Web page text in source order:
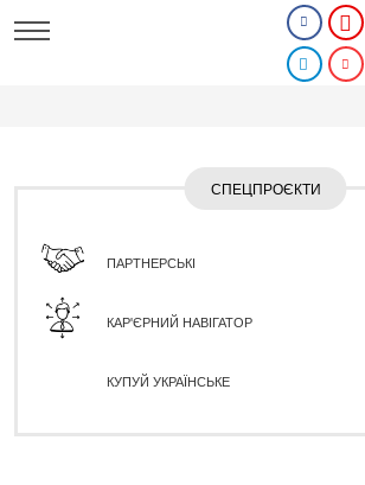
СПЕЦПРОЄКТИ
ПАРТНЕРСЬКІ
КАР'ЄРНИЙ НАВІГАТОР
КУПУЙ УКРАЇНСЬКЕ